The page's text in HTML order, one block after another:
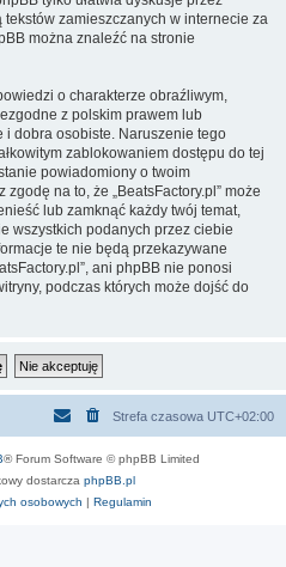
zamieszczanych w internecie za
można znaleźć na stronie
o charakterze obraźliwym,
z polskim prawem lub
dobra osobiste. Naruszenie tego
zablokowaniem dostępu do tej
powiadomiony o twoim
na to, że „BeatsFactory.pl” może
lub zamknąć każdy twój temat,
wszystkich podanych przez ciebie
te nie będą przekazywane
ani phpBB nie ponosi
podczas których może dojść do
Strefa czasowa UTC+02:00
® Forum Software © phpBB Limited
dostarcza phpBB.pl
osobowych | Regulamin